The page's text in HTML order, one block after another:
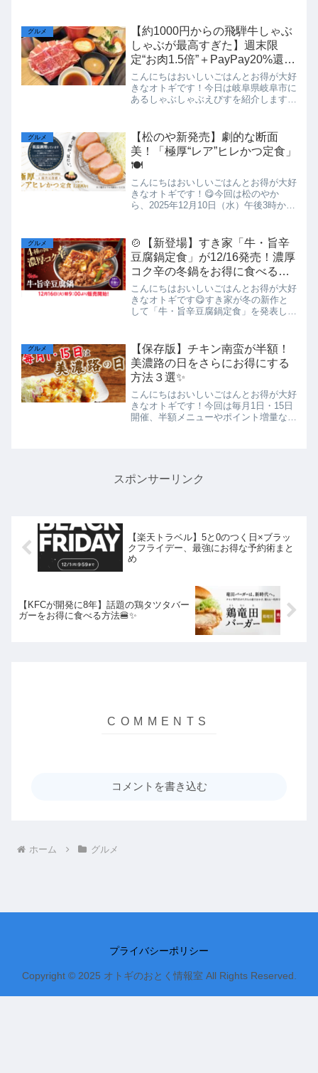
まと」が圧倒的におすすめ！夜でも約
1,000円で焼肉定食が...
グルメ
【約1000円からの飛騨牛しゃぶ
しゃぶが最高すぎた】週末限
定“お肉1.5倍”＋PayPay20%還元
で超お得に
こんにちはおいしいごはんとお得が大好
きなオトギです！今日は岐阜県岐阜市に
あるしゃぶしゃぶえびすを紹介します。
や、LINEクーポンの半額メニューは見
逃せません。📷 店舗...
グルメ
【松のや新発売】劇的な断面
美！「極厚“レア”ヒレかつ定食」
🍽️
こんにちはおいしいごはんとお得が大好
きなオトギです！😋今回は松のやか
ら、2025年12月10日（水）午後3時から
します。どんな商品？ — 食感と調理法
がポイント低温で...
グルメ
🍲【新登場】すき家「牛・旨辛
豆腐鍋定食」が12/16発売！濃厚
コク辛の冬鍋をお得に食べる方
法
こんにちはおいしいごはんとお得が大好
きなオトギです😋すき家が冬の新作と
して「牛・旨辛豆腐鍋定食」を発表しま
板醤×赤みその豆板醤×甜麺醤×豆鼓醤の
4種のジャンで仕上げた濃...
グルメ
【保存版】チキン南蛮が半額！
美濃路の日をさらにお得にする
方法３選✨
こんにちはおいしいごはんとお得が大好
きなオトギです！今回は毎月1日・15日
開催、半額メニューやポイント増量な
スポンサーリンク
【楽天トラベル】5と0のつく日×ブラッ
クフライデー、最強にお得な予約術まと
め
【KFCが開発に8年】話題の鶏タツタバー
ガーをお得に食べる方法🍔✨
コメントを書き込む
ホーム グルメ
プライバシーポリシー
Copyright © 2025 オトギのおとく情報室 All Rights Reserved.